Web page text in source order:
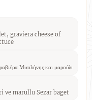
graviera cheese of
Μυτιλήνης και μαρούλι
marullu Sezar baget